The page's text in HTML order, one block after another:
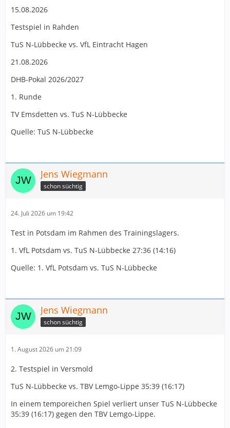
15.08.2026
Testspiel in Rahden
TuS N-Lübbecke vs. VfL Eintracht Hagen
21.08.2026
DHB-Pokal 2026/2027
1. Runde
TV Emsdetten vs. TuS N-Lübbecke
Quelle: TuS N-Lübbecke
Jens Wiegmann
schon süchtig
24. Juli 2026 um 19:42
Test in Potsdam im Rahmen des Trainingslagers.
1. VfL Potsdam vs. TuS N-Lübbecke 27:36 (14:16)
Quelle: 1. VfL Potsdam vs. TuS N-Lübbecke
Jens Wiegmann
schon süchtig
1. August 2026 um 21:09
2. Testspiel in Versmold
TuS N-Lübbecke vs. TBV Lemgo-Lippe 35:39 (16:17)
In einem temporeichen Spiel verliert unser TuS N-Lübbecke
35:39 (16:17) gegen den TBV Lemgo-Lippe.